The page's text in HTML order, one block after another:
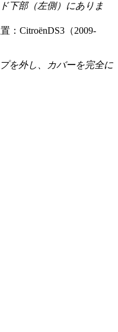
下部（左側）にありま
を外し、カバーを完全に